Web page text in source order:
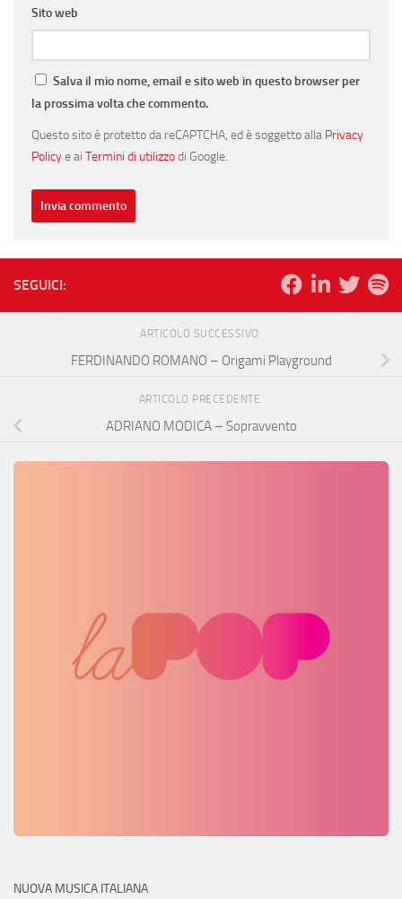
Sito web
Salva il mio nome, email e sito web in questo browser per
la prossima volta che commento.
Questo sito è protetto da reCAPTCHA, ed è soggetto alla Privacy
Policye ai Termini di utilizzodi Google.
SEGUICI:
ARTICOLO SUCCESSIVO
FERDINANDO ROMANO – Origami Playground
ARTICOLO PRECEDENTE
ADRIANO MODICA – Sopravvento
NUOVA MUSICA ITALIANA